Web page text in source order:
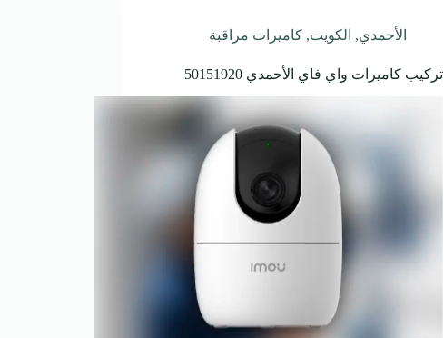
الأحمدي, الكويت,كاميرات مراقبة
تركيب كاميرات واي فاي الأحمدي 50151920